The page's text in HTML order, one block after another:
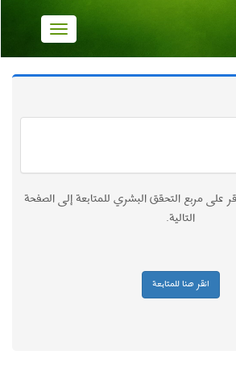
...
على مربع التحقق البشري للمتابعة إلى الصفحة
التالية.
انقر هنا للمتابعة